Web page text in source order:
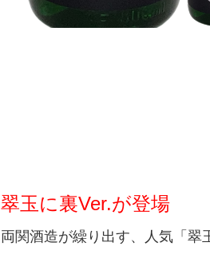
翠玉に裏Ver.が登場
両関酒造が繰り出す、人気「翠